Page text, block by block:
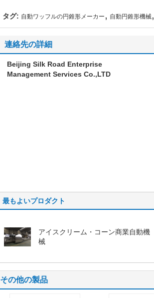
タグ: 自動ワッフルの円錐形メーカー , 自動円錐形機械,
連絡先の詳細
Beijing Silk Road Enterprise
Management Services Co.,LTD
最もよいプロダクト
アイスクリーム・コーン商業自動機
械
その他の製品